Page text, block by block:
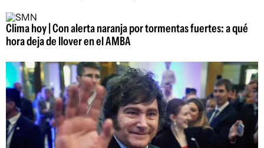
Clima hoy | Con alerta naranja por tormentas fuertes: a qué
hora deja de llover en el AMBA